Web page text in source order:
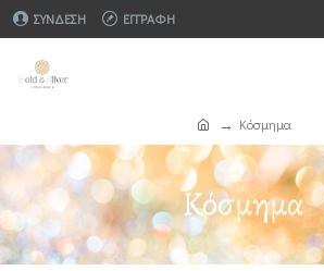
ΣΎΝΔΕΣΗ ΕΓΓΡΑΦΉ
Κόσμημα
Κόσμημα